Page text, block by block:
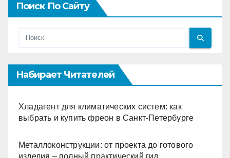
Поиск По Сайту
Набирает Читателей
Хладагент для климатических систем: как
выбрать и купить фреон в Санкт-Петербурге
Металлоконструкции: от проекта до готового
изделия – полный практический гид